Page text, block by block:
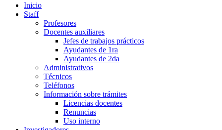
Inicio
Staff
Profesores
Docentes auxiliares
Jefes de trabajos prácticos
Ayudantes de 1ra
Ayudantes de 2da
Administrativos
Técnicos
Teléfonos
Información sobre trámites
Licencias docentes
Renuncias
Uso interno